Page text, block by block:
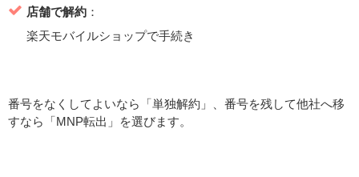
店舗で解約：
楽天モバイルショップで手続き
番号をなくしてよいなら「単独解約」、番号を残して他社へ移
すなら「MNP転出」を選びます。